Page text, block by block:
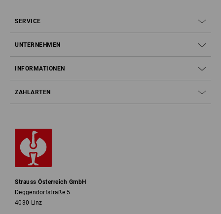
SERVICE
UNTERNEHMEN
INFORMATIONEN
ZAHLARTEN
Strauss Österreich GmbH
Deggendorfstraße 5
4030 Linz